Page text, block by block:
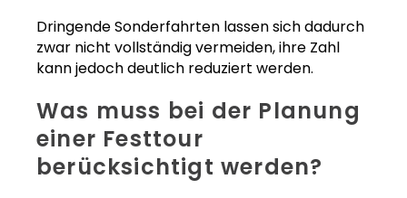
Dringende Sonderfahrten lassen sich dadurch
zwar nicht vollständig vermeiden, ihre Zahl
kann jedoch deutlich reduziert werden.
Was muss bei der Planung
einer Festtour
berücksichtigt werden?